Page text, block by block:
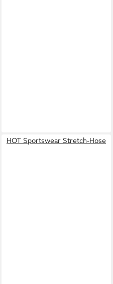
HOT Sportswear Stretch-Hose